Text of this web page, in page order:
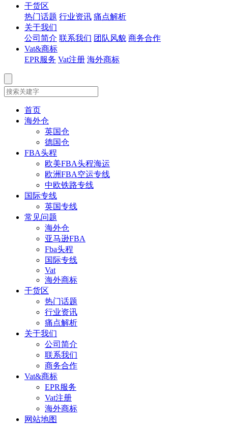
干货区
热门话题 行业资讯 痛点解析
关于我们
公司简介 联系我们 团队风貌 商务合作
Vat&商标
EPR服务 Vat注册 海外商标
首页
海外仓
英国仓
德国仓
FBA头程
欧美FBA头程海运
欧洲FBA空运专线
中欧铁路专线
国际专线
英国专线
常见问题
海外仓
亚马逊FBA
Fba头程
国际专线
Vat
海外商标
干货区
热门话题
行业资讯
痛点解析
关于我们
公司简介
联系我们
商务合作
Vat&商标
EPR服务
Vat注册
海外商标
网站地图